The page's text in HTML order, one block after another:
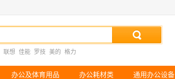
联想 佳能 罗技 美的 格力
办公及体育用品 办公耗材类 通用办公设备